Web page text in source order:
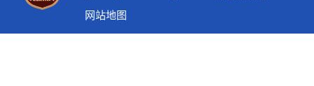
网站地图